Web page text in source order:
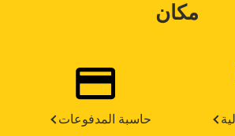
مكان
حاسبة المدفوعات